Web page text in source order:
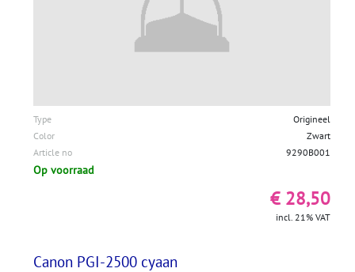
Type
Origineel
Color
Zwart
Article no
9290B001
Op voorraad
€ 28,50
incl. 21% VAT
Canon PGI-2500 cyaan